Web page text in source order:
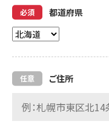
都道府県
ご住所